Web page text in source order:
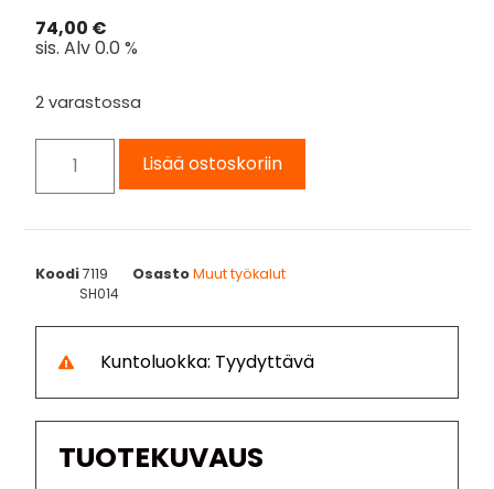
74,00 €
sis. Alv 0.0 %
2 varastossa
Lisää ostoskoriin
Koodi7119 OsastoMuut työkalut
SH014
Kuntoluokka: Tyydyttävä
TUOTEKUVAUS